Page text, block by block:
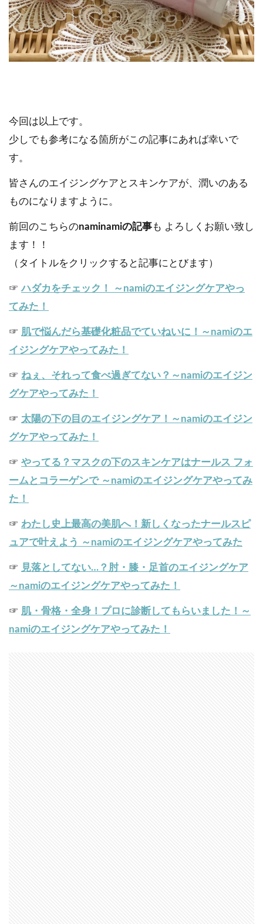
今回は以上です。
少しでも参考になる箇所がこの記事にあれば幸いで
す。
皆さんのエイジングケアとスキンケアが、潤いのある
ものになりますように。
前回のこちらのnaminamiの記事も よろしくお願い致し
ます！！
（タイトルをクリックすると記事にとびます）
☞ハダカをチェック！ ～namiのエイジングケアやっ
てみた！
☞ 肌で悩んだら基礎化粧品でていねいに！～namiのエ
イジングケアやってみた！
☞ ねぇ、それって食べ過ぎてない？～namiのエイジン
グケアやってみた！
☞ 太陽の下の目のエイジングケア！～namiのエイジン
グケアやってみた！
☞ やってる？マスクの下のスキンケアはナールス フォ
ームとコラーゲンで ～namiのエイジングケアやってみ
た！
☞ わたし史上最高の美肌へ！新しくなったナールスピ
ュアで叶えよう ～namiのエイジングケアやってみた
☞ 見落としてない…？肘・膝・足首のエイジングケア
～namiのエイジングケアやってみた！
☞ 肌・骨格・全身！プロに診断してもらいました！～
namiのエイジングケアやってみた！